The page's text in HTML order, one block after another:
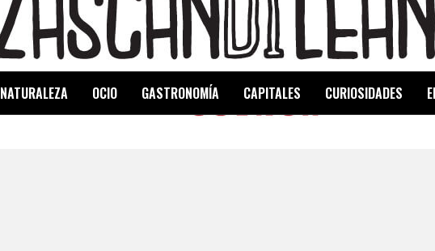
NATURALEZA OCIO GASTRONOMÍA CAPITALES CURIOSIDADES